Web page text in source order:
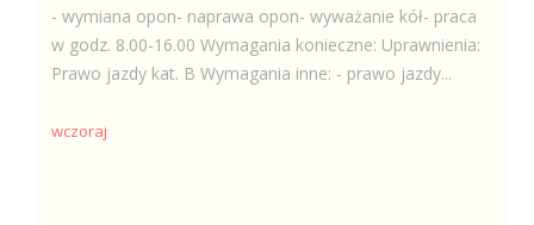
- wymiana opon- naprawa opon- wyważanie kół- praca
w godz. 8.00-16.00 Wymagania konieczne: Uprawnienia:
Prawo jazdy kat. B Wymagania inne: - prawo jazdy...
wczoraj